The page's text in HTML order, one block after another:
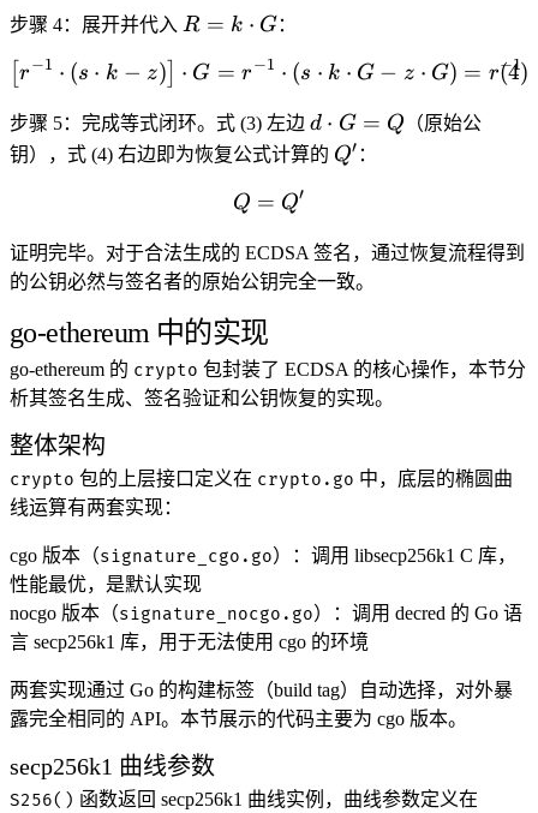
G
步骤 4：展开并代入 R =
\cdot
R = k ⋅ G ：
\left[ r^{-1} \cdot (s
r−1 ⋅ (s ⋅ k − z) ⋅ G = r−1 ⋅ (s ⋅ k ⋅ G − z ⋅ G) = r−1
(4)
步骤 5：完成等式闭环。式 (3) 左边 d
\cdot
d ⋅ G = Q （原始公
钥），式 (4) 右边即为恢复公式计算的 Q'
Q′ ：
Q = Q'
Q = Q′
证明完毕。对于合法生成的 ECDSA 签名，通过恢复流程得到
的公钥必然与签名者的原始公钥完全一致。
go-ethereum 中的实现
go-ethereum 的 crypto 包封装了 ECDSA 的核心操作，本节分
析其签名生成、签名验证和公钥恢复的实现。
整体架构
crypto 包的上层接口定义在 crypto.go 中，底层的椭圆曲
线运算有两套实现：
cgo 版本 （signature_cgo.go）：调用 libsecp256k1 C 库，
性能最优，是默认实现
nocgo 版本 （signature_nocgo.go）：调用 decred 的 Go 语
言 secp256k1 库，用于无法使用 cgo 的环境
两套实现通过 Go 的构建标签（build tag）自动选择，对外暴
露完全相同的 API。本节展示的代码主要为 cgo 版本。
secp256k1 曲线参数
S256() 函数返回 secp256k1 曲线实例，曲线参数定义在